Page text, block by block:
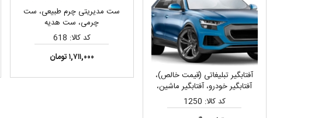
آفتابگیر تبلیغاتی (قیمت خالص)،
آفتابگیر خودرو، آفتابگیر ماشین،
سایبان خودرو
کد کالا: 1250
ست مدیریتی چرم طبیعی، ست
چرمی، ست هدیه
کد کالا: 618
۱,۷۱۱,۰۰۰ تومان